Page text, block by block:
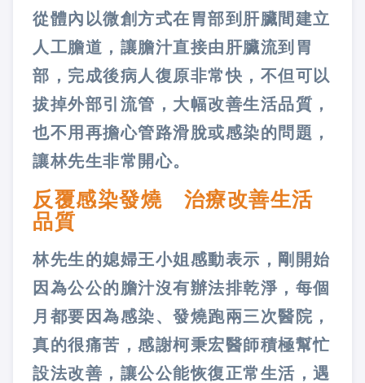
從體內以微創方式在胃部到肝臟間建立
人工膽道，讓膽汁直接由肝臟流到胃
部，完成後病人復原非常快，不但可以
拔掉外部引流管，大幅改善生活品質，
也不用再擔心管路滑脫或感染的問題，
讓林先生非常開心。
反覆感染發燒 治療改善生活
品質
林先生的媳婦王小姐感動表示，剛開始
因為公公的膽汁沒有辦法排乾淨，每個
月都要因為感染、發燒跑兩三次醫院，
真的很痛苦，感謝柯秉宏醫師積極幫忙
設法改善，讓公公能恢復正常生活，遇